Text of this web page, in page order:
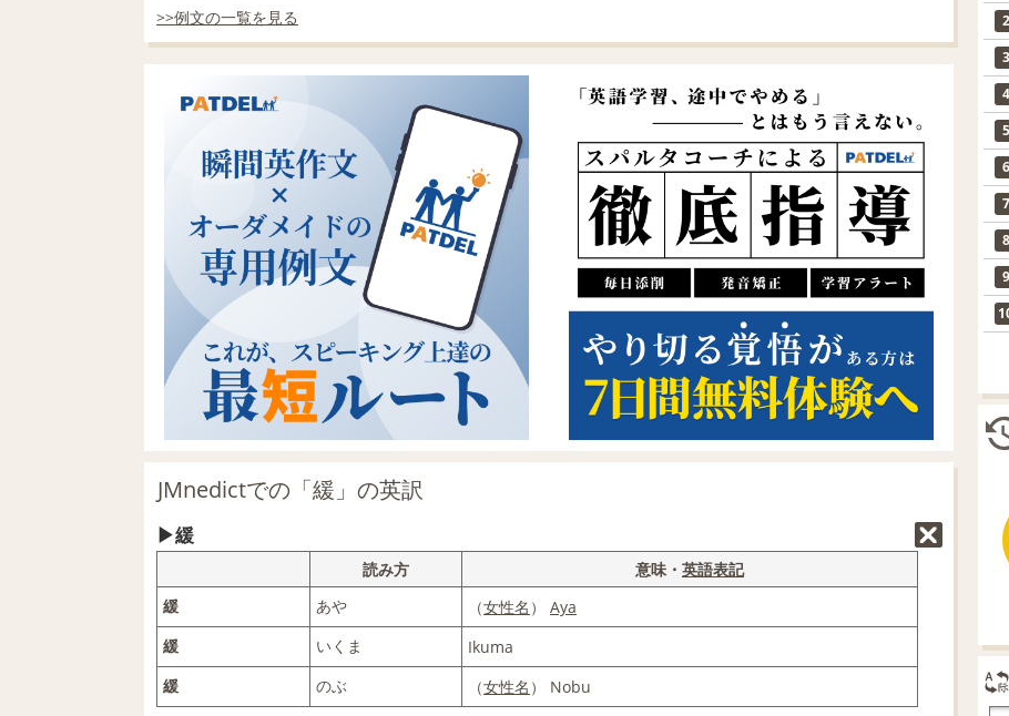
>>例文の一覧を見る
JMnedictでの「緩」の英訳
緩
読み方 意味・ 英語表記
緩
あや （女性名 ） Aya
緩
いくま
Ikuma
緩
のぶ （女性名 ） Nobu
2
3
4
5
6
7
8
9